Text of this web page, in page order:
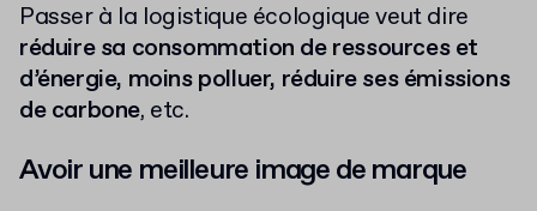
Passer à la logistique écologique veut dire
réduire sa consommation de ressources et
d’énergie, moins polluer, réduire ses émissions
de carbone, etc.
Avoir une meilleure image de marque